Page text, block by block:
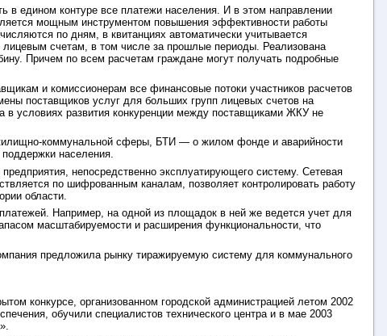
в едином контуре все платежи населения. И в этом направлении
мощным инструментом повышения эффективности работы
по дням, в квитанциях автоматически учитывается
лицевым счетам, в том числе за прошлые периоды. Реализована
Причем по всем расчетам граждане могут получать подробные
и комиссионерам все финансовые потоки участников расчетов
поставщиков услуг для больших групп лицевых счетов на
в условиях развития конкуренции между поставщиками ЖКУ не
коммунальной сферы, БТИ — о жилом фонде и аварийности
населения.
непосредственно эксплуатирующего систему. Сетевая
по шифрованным каналам, позволяет контролировать работу
области.
Например, на одной из площадок в ней же ведется учет для
масштабируемости и расширения функциональности, что
предложила рынку тиражируемую систему для коммунального
конкурсе, организованном городской администрацией летом 2002
обучили специалистов технического центра и в мае 2003